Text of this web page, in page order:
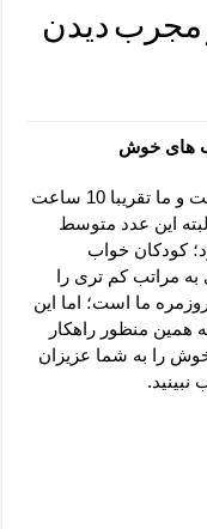
من اظهر الجمیل برای
مخصوص مستجاب الدعوه
بی خوابی کودکان
چشم زخم ماشاالله
قلب و رفع اضطراب
حضرت سلیمان
مجرب دیدن
های خوش
خواب بخشی مهم از زندگی روزمره ما است و ما تقریبا 10 ساعت
این عدد متوسط
کودکان خواب
به مراتب کم تری را
ما است؛ اما این
همین منظور راهکار
را به شما عزیزان